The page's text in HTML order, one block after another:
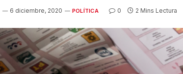
6 diciembre, 2020 POLÍTICA 0 2 Mins Lectura